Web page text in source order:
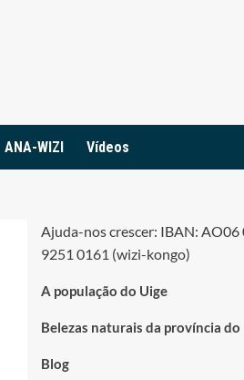
ANA-WIZI Vídeos
Ajuda-nos crescer: IBAN:
9251 0161 (wizi-kongo)
A população do Uige
Belezas naturais da província do
Blog